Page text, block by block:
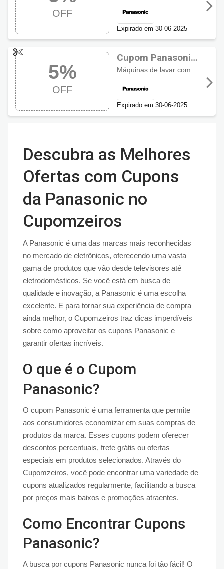
OFF
Expirado em 30-06-2025
5%
OFF
Cupom Panasonic
com 5% OFF
Expirado em 30-06-2025
Descubra as Melhores
Ofertas com Cupons
da Panasonic no
Cupomzeiros
A Panasonic é uma das marcas mais reconhecidas
no mercado de eletrônicos, oferecendo uma vasta
gama de produtos que vão desde televisores até
eletrodomésticos. Se você está em busca de
qualidade e inovação, a Panasonic é uma escolha
excelente. E para tornar sua experiência de compra
ainda melhor, o Cupomzeiros traz dicas imperdíveis
sobre como aproveitar os cupons Panasonic e
garantir ofertas incríveis.
O que é o Cupom
Panasonic?
O cupom Panasonic é uma ferramenta que permite
aos consumidores economizar em suas compras de
produtos da marca. Esses cupons podem oferecer
descontos percentuais, frete grátis ou ofertas
especiais em produtos selecionados. Através do
Cupomzeiros, você pode encontrar uma variedade de
cupons atualizados regularmente, facilitando a busca
por preços mais baixos e promoções atraentes.
Como Encontrar Cupons
Panasonic?
A busca por cupons Panasonic nunca foi tão fácil! O